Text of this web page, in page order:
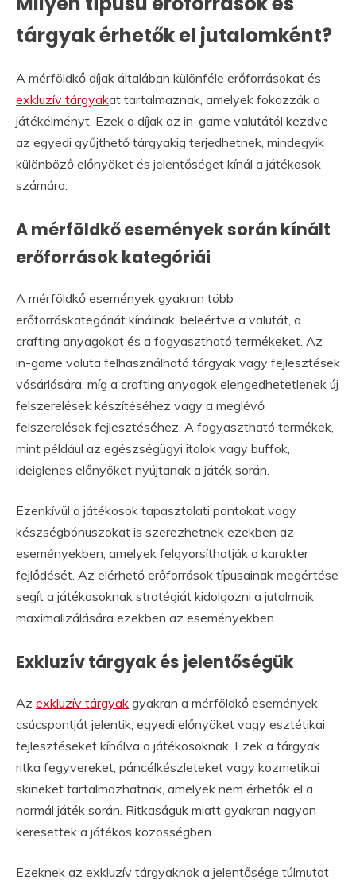
tárgyak érhetők el jutalomként?
A mérföldkő díjak általában különféle erőforrásokat és
exkluzív tárgyakat tartalmaznak, amelyek fokozzák a
játékélményt. Ezek a díjak az in-game valutától kezdve
az egyedi gyűjthető tárgyakig terjedhetnek, mindegyik
különböző előnyöket és jelentőséget kínál a játékosok
számára.
A mérföldkő események során kínált
erőforrások kategóriái
A mérföldkő események gyakran több
erőforráskategóriát kínálnak, beleértve a valutát, a
crafting anyagokat és a fogyasztható termékeket. Az
in-game valuta felhasználható tárgyak vagy fejlesztések
vásárlására, míg a crafting anyagok elengedhetetlenek új
felszerelések készítéséhez vagy a meglévő
felszerelések fejlesztéséhez. A fogyasztható termékek,
mint például az egészségügyi italok vagy buffok,
ideiglenes előnyöket nyújtanak a játék során.
Ezenkívül a játékosok tapasztalati pontokat vagy
készségbónuszokat is szerezhetnek ezekben az
eseményekben, amelyek felgyorsíthatják a karakter
fejlődését. Az elérhető erőforrások típusainak megértése
segít a játékosoknak stratégiát kidolgozni a jutalmaik
maximalizálására ezekben az eseményekben.
Exkluzív tárgyak és jelentőségük
Az exkluzív tárgyak gyakran a mérföldkő események
csúcspontját jelentik, egyedi előnyöket vagy esztétikai
fejlesztéseket kínálva a játékosoknak. Ezek a tárgyak
ritka fegyvereket, páncélkészleteket vagy kozmetikai
skineket tartalmazhatnak, amelyek nem érhetők el a
normál játék során. Ritkaságuk miatt gyakran nagyon
keresettek a játékos közösségben.
Ezeknek az exkluzív tárgyaknak a jelentősége túlmutat